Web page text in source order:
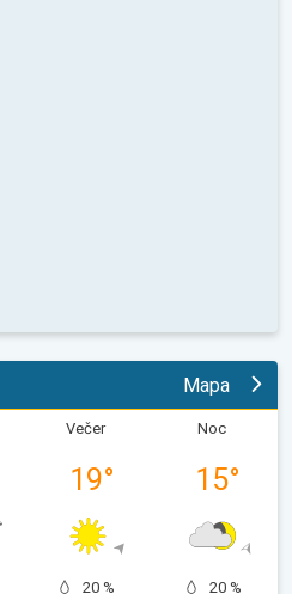
Mapa
Večer
19°
20 %
Noc
15°
20 %